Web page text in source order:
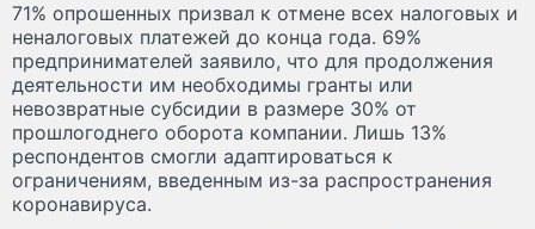
71% опрошенных призвал к отмене всех налоговых и
неналоговых платежей до конца года. 69%
предпринимателей заявило, что для продолжения
деятельности им необходимы гранты или
невозвратные субсидии в размере 30% от
прошлогоднего оборота компании. Лишь 13%
респондентов смогли адаптироваться к
ограничениям, введенным из-за распространения
коронавируса.